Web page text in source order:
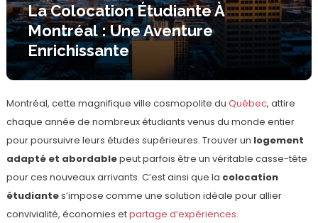
La Colocation Étudiante À
Montréal : Une Aventure
Enrichissante
Montréal, cette magnifique ville cosmopolite du Québec, attire
chaque année de nombreux étudiants venus du monde entier
pour poursuivre leurs études supérieures. Trouver un logement
adapté et abordablepeut parfois être un véritable casse-tête
pour ces nouveaux arrivants. C’est ainsi que la colocation
étudiantes’impose comme une solution idéale pour allier
convivialité, économies etpartage d’expériences.